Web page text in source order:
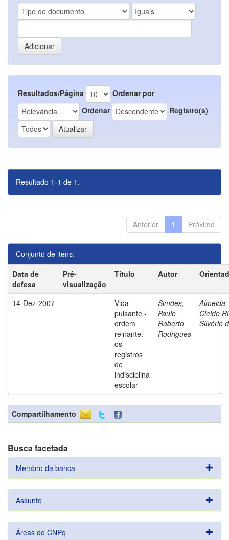
Resultados/Página
Ordenar por
Ordenar
Registro(s)
Resultado 1-1 de 1.
Anterior 1 Próximo
Conjunto de itens:
Data de
defesa
Pré-
visualização
Título Autor
14-Dez-2007
Vida
pulsante -
ordem
reinante:
os
registros
de
indisciplina
escolar
Simões,
Paulo
Roberto
Rodrigues
Almeida,
Cleide
Silvério
Compartilhamento
Busca facetada
Membro da banca
Assunto
Áreas do CNPq